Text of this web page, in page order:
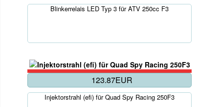
Blinkerrelais LED Typ 3 für ATV 250cc F3
123.87EUR
Injektorstrahl (efi) für Quad Spy Racing 250F3